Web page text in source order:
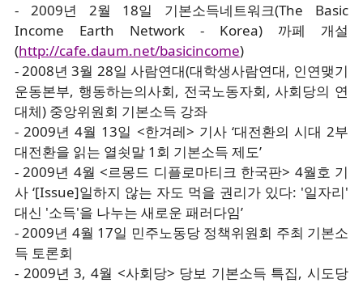
- 2009년 2월 18일 기본소득네트워크(The Basic
Income Earth Network - Korea) 까페 개설
(http://cafe.daum.net/basicincome)
- 2008년 3월 28일 사람연대(대학생사람연대, 인연맺기
운동본부, 행동하는의사회, 전국노동자회, 사회당의 연
대체) 중앙위원회 기본소득 강좌
- 2009년 4월 13일 <한겨레> 기사 ‘대전환의 시대 2부
대전환을 읽는 열쇳말 1회 기본소득 제도’
- 2009년 4월 <르몽드 디플로마티크 한국판> 4월호 기
사 ‘[Issue]일하지 않는 자도 먹을 권리가 있다: '일자리'
대신 '소득'을 나누는 새로운 패러다임’
- 2009년 4월 17일 민주노동당 정책위원회 주최 기본소
득 토론회
- 2009년 3, 4월 <사회당> 당보 기본소득 특집, 시도당